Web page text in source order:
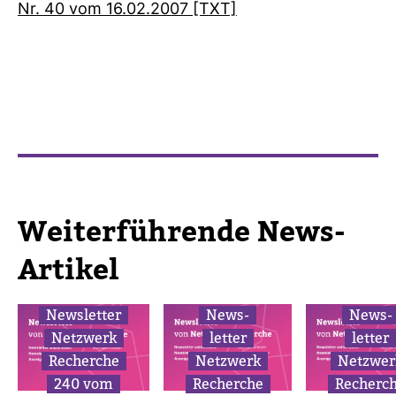
Nr. 40 vom 16.02.2007 [TXT]
Wei­ter­füh­rende News-​
Artikel
News­letter
Netz­werk
Recherche
240 vom
News­
letter
Netz­werk
Recherche
News­
letter